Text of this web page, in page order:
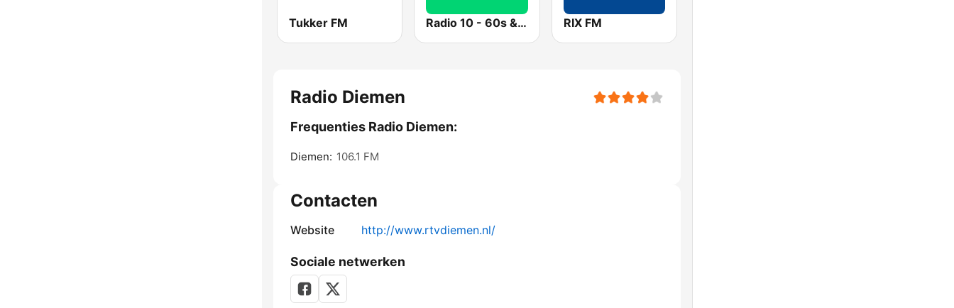
Tukker FM Radio 10 - 60s & 70s Hits RIX FM
Radio Diemen
Frequenties Radio Diemen:
Diemen: 106.1 FM
Contacten
Website http://www.rtvdiemen.nl/
Sociale netwerken